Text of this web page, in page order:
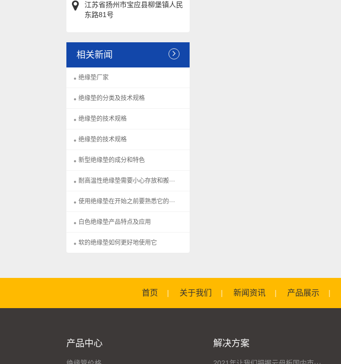
江苏省扬州市宝应县柳堡镇人民
东路81号
相关新闻
绝缘垫厂家
绝缘垫的分类及技术规格
绝缘垫的技术规格
绝缘垫的技术规格
新型绝缘垫的成分和特色
耐高温性绝缘垫需要小心存放和搬···
使用绝缘垫在开始之前要熟悉它的···
白色绝缘垫产品特点及应用
软的绝缘垫如何更好地使用它
首页 关于我们 新闻资讯 产品展示
产品中心 解决方案